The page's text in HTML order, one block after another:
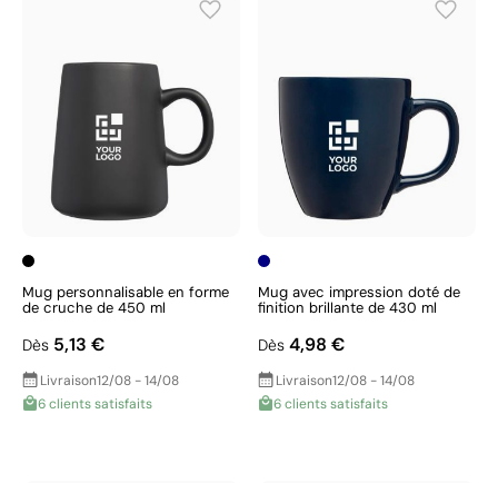
Mug personnalisable en forme
de cruche de 450 ml
Dès 5,13 €
Livraison12/08 - 14/08
6 clients satisfaits
Mug avec impression doté de
finition brillante de 430 ml
Dès 4,98 €
Livraison12/08 - 14/08
6 clients satisfaits